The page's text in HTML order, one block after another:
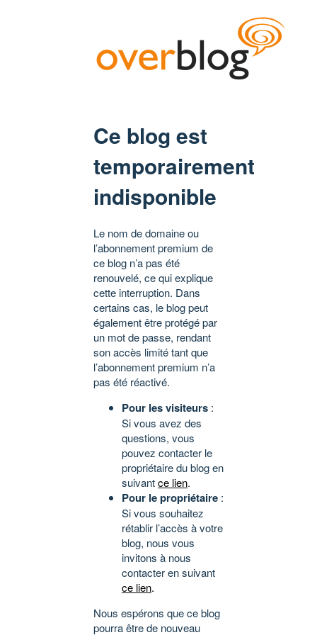
Ce blog est
temporairement
indisponible
Le nom de domaine ou
l’abonnement premium de
ce blog n’a pas été
renouvelé, ce qui explique
cette interruption. Dans
certains cas, le blog peut
également être protégé par
un mot de passe, rendant
son accès limité tant que
l’abonnement premium n’a
pas été réactivé.
Pour les visiteurs :
Si vous avez des
questions, vous
pouvez contacter le
propriétaire du blog en
suivantce lien.
Pour le propriétaire :
Si vous souhaitez
rétablir l’accès à votre
blog, nous vous
invitons à nous
contacter en suivant
ce lien.
Nous espérons que ce blog
pourra être de nouveau